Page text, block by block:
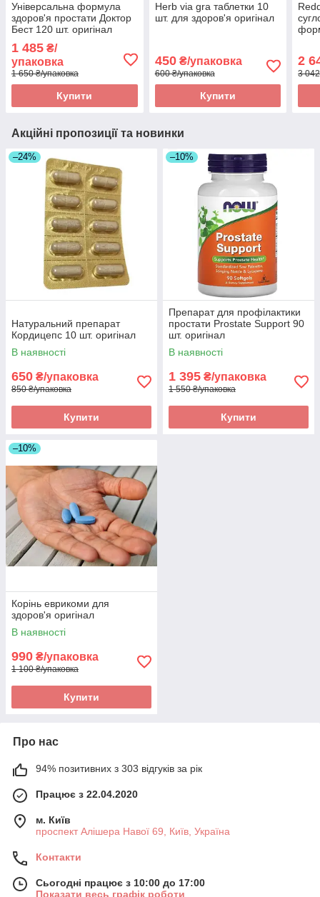
Універсальна формула
здоров'я простати Доктор
Бест 120 шт. оригінал
1 485 ₴/
упаковка
1 650 ₴/упаковка
Купити
Herb via gra таблетки 10
шт. для здоров'я оригінал
450₴/упаковка
600 ₴/упаковка
Купити
2
3
Акційні пропозиції та новинки
–24%
Натуральний препарат
Кордицепс 10 шт. оригінал
В наявності
650 ₴/упаковка
850 ₴/упаковка
Купити
–10%
Препарат для профілактики
простати Prostate Support 90
шт. оригінал
В наявності
1 395 ₴/упаковка
1 550 ₴/упаковка
Купити
–10%
Корінь еврикоми для
здоров'я оригінал
В наявності
990 ₴/упаковка
1 100 ₴/упаковка
Купити
Про нас
94% позитивних з 303 відгуків за рік
Працює з 22.04.2020
м. Київ
проспект Алішера Навої 69, Київ, Україна
Контакти
Сьогодні працює з 10:00 до 17:00
Показати весь графік роботи